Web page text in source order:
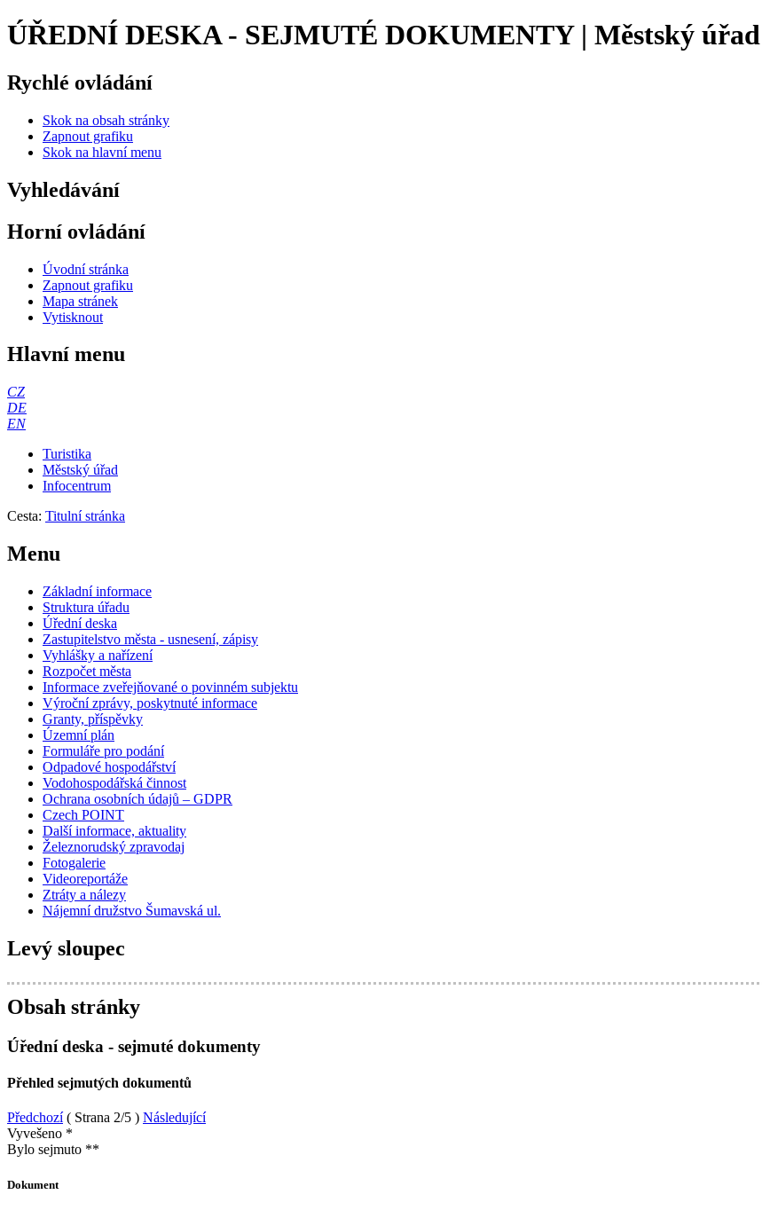
ÚŘEDNÍ DESKA - SEJMUTÉ DOKUMENTY | Městský
Rychlé ovládání
Skok na obsah stránky
Zapnout grafiku
Skok na hlavní menu
Vyhledávání
Horní ovládání
Úvodní stránka
Zapnout grafiku
Mapa stránek
Vytisknout
Hlavní menu
CZ
DE
EN
Turistika
Městský úřad
Infocentrum
Cesta: Titulní stránka
Menu
Základní informace
Struktura úřadu
Úřední deska
Zastupitelstvo města - usnesení, zápisy
Vyhlášky a nařízení
Rozpočet města
Informace zveřejňované o povinném subjektu
Výroční zprávy, poskytnuté informace
Granty, příspěvky
Územní plán
Formuláře pro podání
Odpadové hospodářství
Vodohospodářská činnost
Ochrana osobních údajů – GDPR
Czech POINT
Další informace, aktuality
Železnorudský zpravodaj
Fotogalerie
Videoreportáže
Ztráty a nálezy
Nájemní družstvo Šumavská ul.
Levý sloupec
Obsah stránky
Úřední deska - sejmuté dokumenty
Přehled sejmutých dokumentů
Předchozí ( Strana 2/5 ) Následující
Vyvešeno *
Bylo sejmuto **
Dokument